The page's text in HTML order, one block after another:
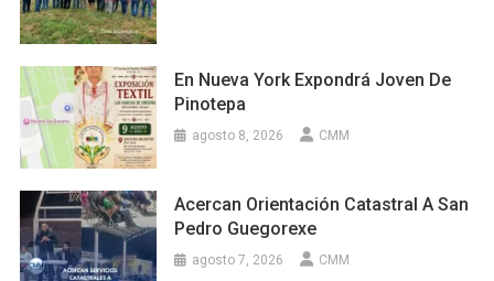
En Nueva York Expondrá Joven De
Pinotepa
agosto 8, 2026 CMM
Acercan Orientación Catastral A San
Pedro Guegorexe
agosto 7, 2026 CMM